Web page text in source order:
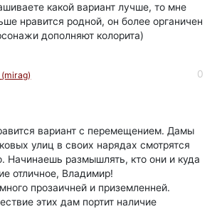
какой вариант лучше, то мне
нравится родной, он более органичен
дополняют колорита)
(mirag) 0
вариант с перемещением. Дамы
улиц в своих нарядах смотрятся
Начинаешь размышлять, кто они и куда
отличное, Владимир!
прозаичней и приземленней.
этих дам портит наличие